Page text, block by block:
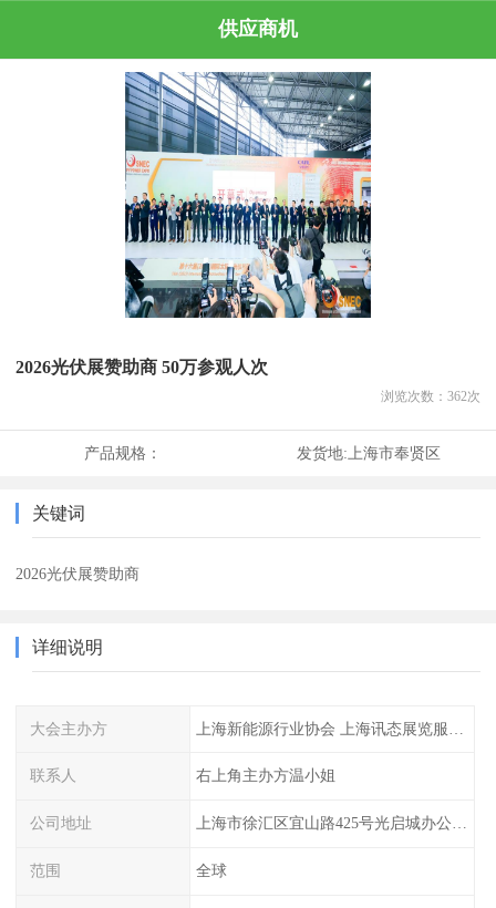
供应商机
2026光伏展赞助商 50万参观人次
浏览次数： 362次
产品规格： 发货地:上海市奉贤区
关键词
2026光伏展赞助商
详细说明
大会主办方
联系人 右上角主办方温小姐
公司地址 上海市徐汇区宜山路425号光启城办公楼905室
范围 全球